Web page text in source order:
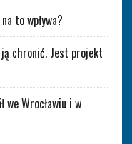
to wpływa?
ją chronić. Jest projekt
we Wrocławiu i w